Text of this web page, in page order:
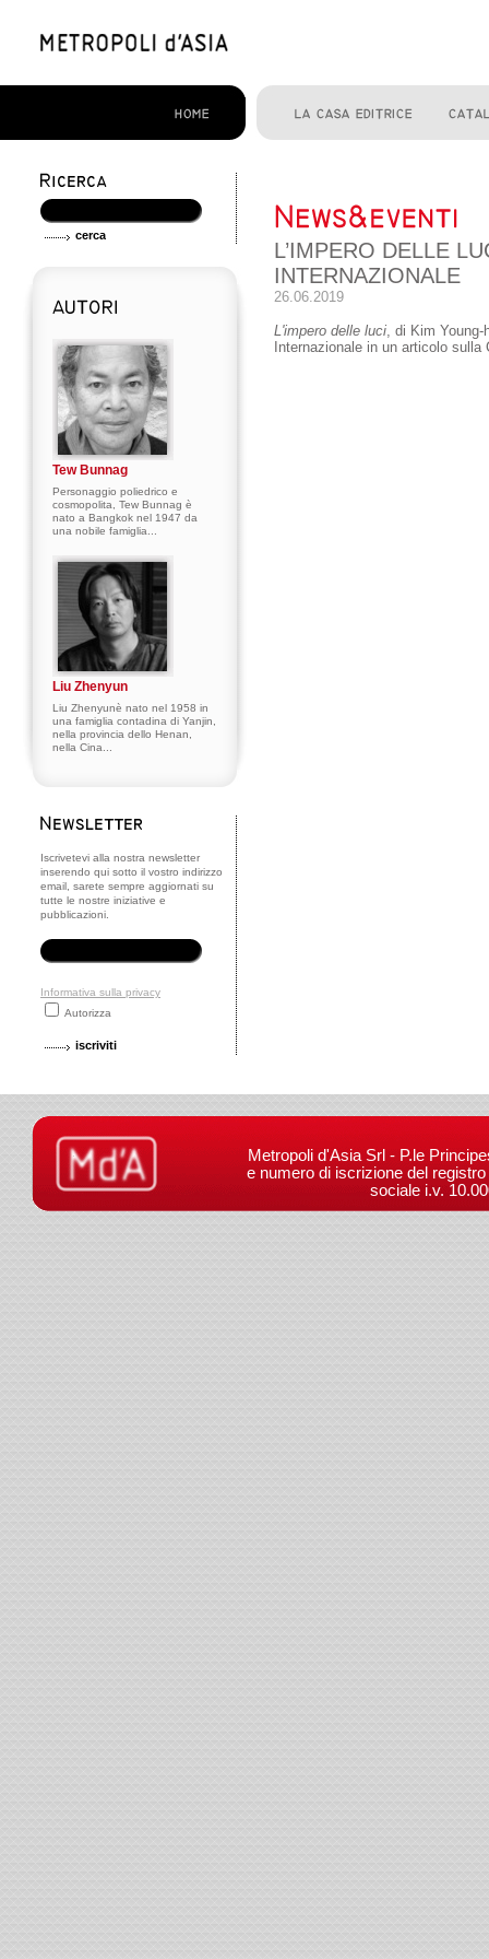
Tew Bunnag
Personaggio poliedrico e
cosmopolita, Tew Bunnag è
nato a Bangkok nel 1947 da
una nobile famiglia...
Liu Zhenyun
Liu Zhenyunè nato nel 1958 in
una famiglia contadina di Yanjin,
nella provincia dello Henan,
nella Cina...
Iscrivetevi alla nostra newsletter
inserendo qui sotto il vostro indirizzo
email, sarete sempre aggiornati su
tutte le nostre iniziative e
pubblicazioni.
Informativa sulla privacy
Autorizza
L’IMPERO DELLE
INTERNAZIONALE
26.06.2019
L'impero delle luci, di Kim
Internazionale in un articolo
Metropoli d'Asia Srl - P.le
e numero di iscrizione del
sociale i.v.